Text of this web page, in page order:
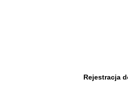
Rejestracja